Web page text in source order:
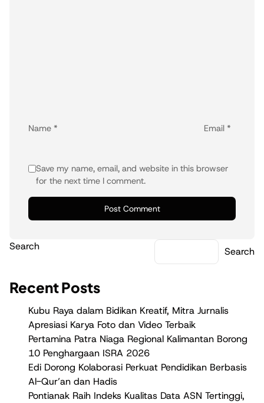
Name * Email *
Save my name, email, and website in this browser
for the next time I comment.
Search Search
Recent Posts
Kubu Raya dalam Bidikan Kreatif, Mitra Jurnalis
Apresiasi Karya Foto dan Video Terbaik
Pertamina Patra Niaga Regional Kalimantan Borong
10 Penghargaan ISRA 2026
Edi Dorong Kolaborasi Perkuat Pendidikan Berbasis
Al-Qur’an dan Hadis
Pontianak Raih Indeks Kualitas Data ASN Tertinggi,